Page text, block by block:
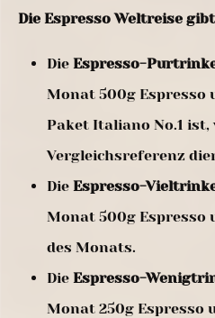
Die Espresso Weltreise
Die Espresso-
Monat 500g Espresso
Paket Italiano No.1 ist,
Vergleichsreferenz
Die Espresso-
Monat 500g Espresso
des Monats.
Die Espresso-
Monat 250g Espresso